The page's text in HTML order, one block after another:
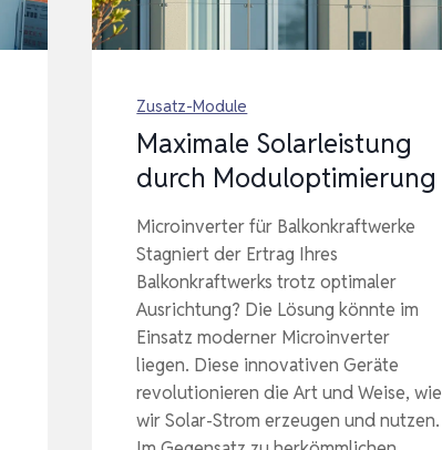
Zusatz-Module
Maximale Solarleistung
durch Moduloptimierung
Microinverter für Balkonkraftwerke
Stagniert der Ertrag Ihres
Balkonkraftwerks trotz optimaler
Ausrichtung? Die Lösung könnte im
Einsatz moderner Microinverter
liegen. Diese innovativen Geräte
revolutionieren die Art und Weise, wie
wir Solar-Strom erzeugen und nutzen.